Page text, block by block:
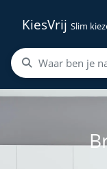
KiesVrij Slim